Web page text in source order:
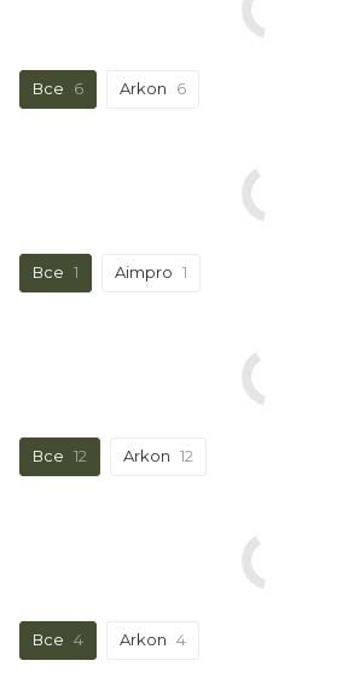
Все 6 Arkon 6
Все 1 Aimpro 1
Все 12 Arkon 12
Все 4 Arkon 4